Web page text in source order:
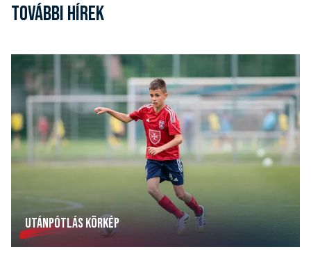
TOVÁBBI HÍREK
UTÁNPÓTLÁS KÖRKÉP